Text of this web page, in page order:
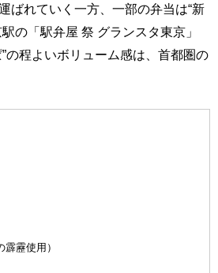
ばれていく一方、一部の弁当は“新
の「駅弁屋 祭 グランスタ東京」
の程よいボリューム感は、首都圏の
靂使用）